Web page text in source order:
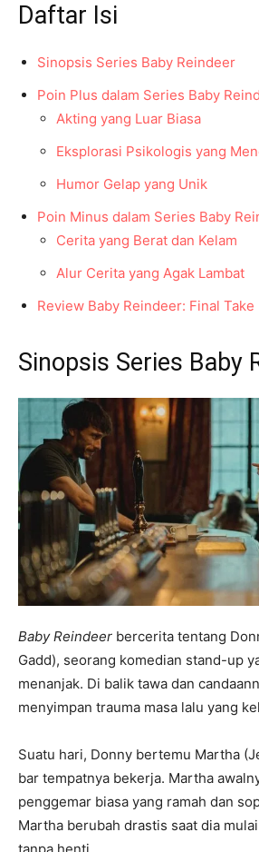
Daftar Isi
Sinopsis Series Baby Reindeer
Poin Plus dalam Series Baby
Akting yang Luar Biasa
Eksplorasi Psikologis yang
Humor Gelap yang Unik
Poin Minus dalam Series Baby
Cerita yang Berat dan Kelam
Alur Cerita yang Agak Lambat
Review Baby Reindeer: Final Take
Sinopsis Series Baby
Baby Reindeer bercerita tentang
Gadd), seorang komedian stand-up
menanjak. Di balik tawa dan
menyimpan trauma masa lalu yang
Suatu hari, Donny bertemu Martha
bar tempatnya bekerja. Martha
penggemar biasa yang ramah dan
Martha berubah drastis saat dia